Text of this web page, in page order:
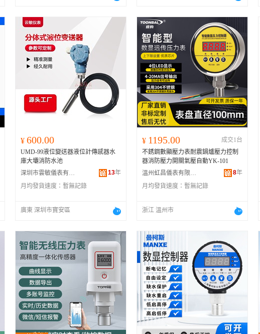
¥ 600.00
UMD-99液位變送器液位計傳感器水
庫大壩消防水池
深圳市雲敏儀表有限公司
13年
月均發貨速度： 暫無記錄
廣東 深圳市寶安區
¥ 1195.00
成交1台
不銹鋼數顯壓力表耐震鍋爐壓力控制
器消防壓力開關氣壓自動YK-101
溫州虹昌儀表有限公司
8年
月均發貨速度： 暫無記錄
浙江 溫州市